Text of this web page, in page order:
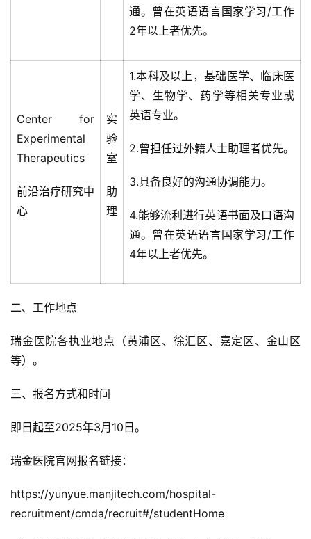
通。曾在英语语言国家学习/工作
2年以上者优先。
Center for
Experimental
Therapeutics
前沿治疗研究中
心
实
验
室
助
理
1.本科及以上，基础医学、临床医
学、生物学、药学等相关专业或
英语专业。
2.曾担任过外籍人士助理者优先。
3.具备良好的沟通协调能力。
4.能够流利进行英语书面及口语沟
通。曾在英语语言国家学习/工作
4年以上者优先。
二、工作地点
瑞金医院各执业地点（黄浦区、徐汇区、嘉定区、金山区
等）。
三、报名方式和时间
即日起至2025年3月10日。
瑞金医院官网报名链接：
https://yunyue.manjitech.com/hospital-
recruitment/cmda/recruit#/studentHome